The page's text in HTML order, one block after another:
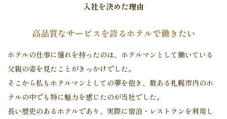
入社を決めた理由
高品質なサービスを誇るホテルで働きたい
ホテルの仕事に憧れを持ったのは、ホテルマンとして働いている
父親の姿を見たことがきっかけでした。
そこから私もホテルマンとしての夢を抱き、数ある札幌市内のホ
テルの中でも特に魅力を感じたのが当社でした。
長い歴史のあるホテルであり、実際に宿泊・レストランを利用し